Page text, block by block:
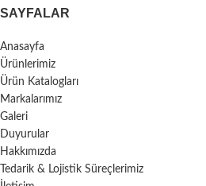
SAYFALAR
Anasayfa
Ürünlerimiz
Ürün Katalogları
Markalarımız
Galeri
Duyurular
Hakkımızda
Tedarik & Lojistik Süreçlerimiz